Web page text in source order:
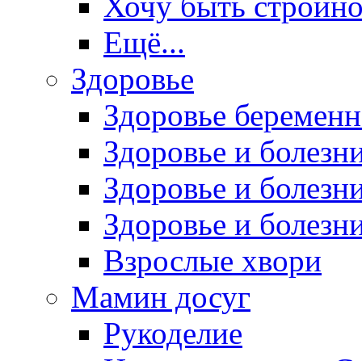
Ещё...
Здоровье
Здоровье
Здоровье и
Здоровье и
Здоровье и
Взрослые хвори
Мамин досуг
Рукоделие